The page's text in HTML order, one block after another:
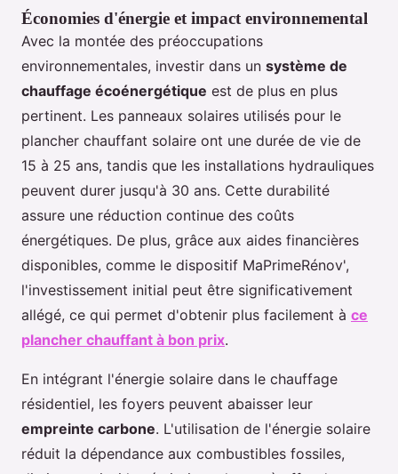
Économies d'énergie et impact environnemental
Avec la montée des préoccupations
environnementales, investir dans un système de
chauffage écoénergétique est de plus en plus
pertinent. Les panneaux solaires utilisés pour le
plancher chauffant solaire ont une durée de vie de
15 à 25 ans, tandis que les installations hydrauliques
peuvent durer jusqu'à 30 ans. Cette durabilité
assure une réduction continue des coûts
énergétiques. De plus, grâce aux aides financières
disponibles, comme le dispositif MaPrimeRénov',
l'investissement initial peut être significativement
allégé, ce qui permet d'obtenir plus facilement à ce
plancher chauffant à bon prix.
En intégrant l'énergie solaire dans le chauffage
résidentiel, les foyers peuvent abaisser leur
empreinte carbone. L'utilisation de l'énergie solaire
réduit la dépendance aux combustibles fossiles,